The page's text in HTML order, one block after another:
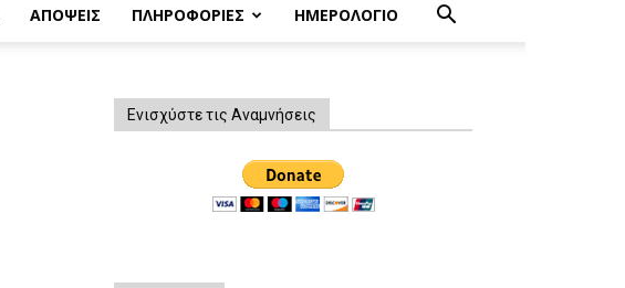
ΑΠΟΨΕΙΣ ΠΛΗΡΟΦΟΡΙΕΣ ΗΜΕΡΟΛΟΓΙΟ
Ενισχύστε τις Αναμνήσεις